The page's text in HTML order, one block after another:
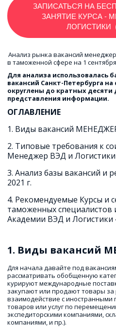
ЗАПИСАТЬСЯ НА
ЗАНЯТИЕ КУРСА -
ЛОГИСТИКИ
Анализ рынка вакансий
в таможенной сфере на 1
Для анализа использовалась
вакансий Санкт-Петербурга
округлены до кратных десяти
представления информации.
ОГЛАВЛЕНИЕ
1. Виды вакансий
2. Типовые требования к
Менеджер ВЭД и Логистики
3. Анализ базы вакансий и
2021 г.
4. Рекомендуемые Курсы и
таможенных
Академии ВЭД и Логистики
1. Виды вакансий
Для начала давайте под
рассматривать обобщенную
курируют международные
закупают или продают товары
взаимодействие с
товаров или услуг по
экспедиторскими компаниями,
компаниями, и пр.).